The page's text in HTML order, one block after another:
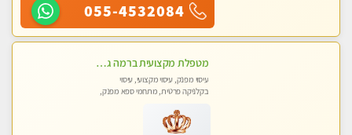
055-4532084
מטפלת מקצועית ברמה גבוהה מומלץ מאוד !!! . . highly recommended -אין פרטים נוספים במקום -ללא מין !!
עיסוי מפנק, עיסוי מקצועי, עיסוי
בקלניקה פרטית, מתחמי ספא מפנק,